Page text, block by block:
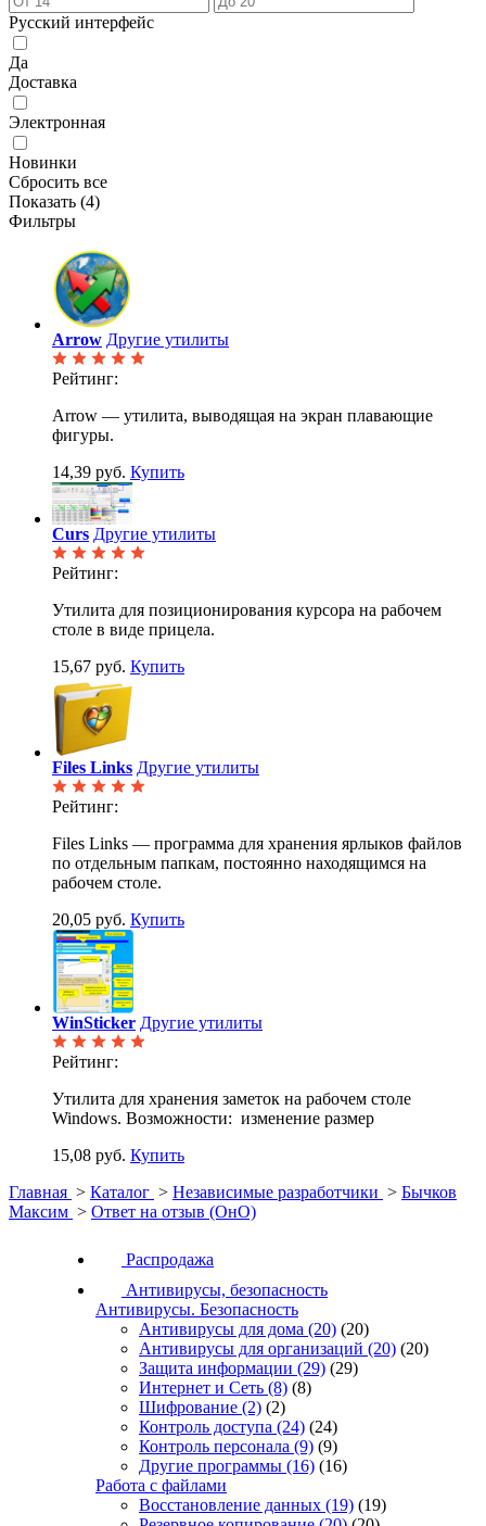
Русский интерфейс
Да
Доставка
Электронная
Новинки
Сбросить все
Показать (4)
Фильтры
Arrow Другие утилиты
Рейтинг:
Arrow — утилита, выводящая на экран плавающие
фигуры.
14,39 руб. Купить
Curs Другие утилиты
Рейтинг:
Утилита для позиционирования курсора на рабочем
столе в виде прицела.
15,67 руб. Купить
Files Links Другие утилиты
Рейтинг:
Files Links — программа для хранения ярлыков файлов
по отдельным папкам, постоянно находящимся на
рабочем столе.
20,05 руб. Купить
WinSticker Другие утилиты
Рейтинг:
Утилита для хранения заметок на рабочем столе
Windows. Возможности: изменение размер
15,08 руб. Купить
Главная > Каталог > Независимые разработчики > Бычков
Максим > Ответ на отзыв (ОнО)
Распродажа
Антивирусы, безопасность
Антивирусы. Безопасность
Антивирусы для дома (20) (20)
Антивирусы для организаций (20) (20)
Защита информации (29) (29)
Интернет и Сеть (8) (8)
Шифрование (2) (2)
Контроль доступа (24) (24)
Контроль персонала (9) (9)
Другие программы (16) (16)
Работа с файлами
Восстановление данных (19) (19)